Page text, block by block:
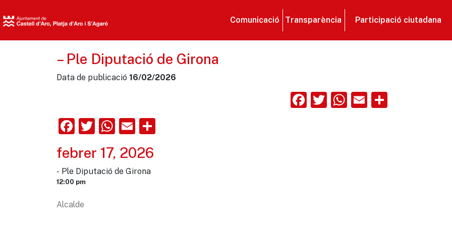
Comunicació Transparència Participació ciutadana
– Ple Diputació de Girona
Data de publicació 16/02/2026
Facebook
Twitter
WhatsApp
Email
Facebook
Twitter
WhatsApp
Email
febrer 17, 2026
- Ple Diputació de Girona
12:00 pm
Alcalde